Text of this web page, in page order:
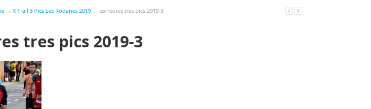
→ X Trail 3 Pics Les Rodanes 2019 → correores tres pics 2019-3
tres pics 2019-3